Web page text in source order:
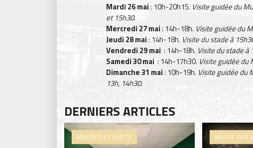
Mardi 26 mai: 10h-20h15. Visite guidée du
et 15h30.
Mercredi 27 mai: 14h-18h. Visite guidée du
Jeudi 28 mai: 14h-18h. Visite du stade à
Vendredi 29 mai : 14h-18h. Visite du stade à
Samedi 30 mai : 14h-17h30. Visite guidée du
Dimanche 31 mai: 10h-19h. Visite guidée du
13h, 14h30.
DERNIERS ARTICLES
MUSÉE DES VERTS MUSÉE DES